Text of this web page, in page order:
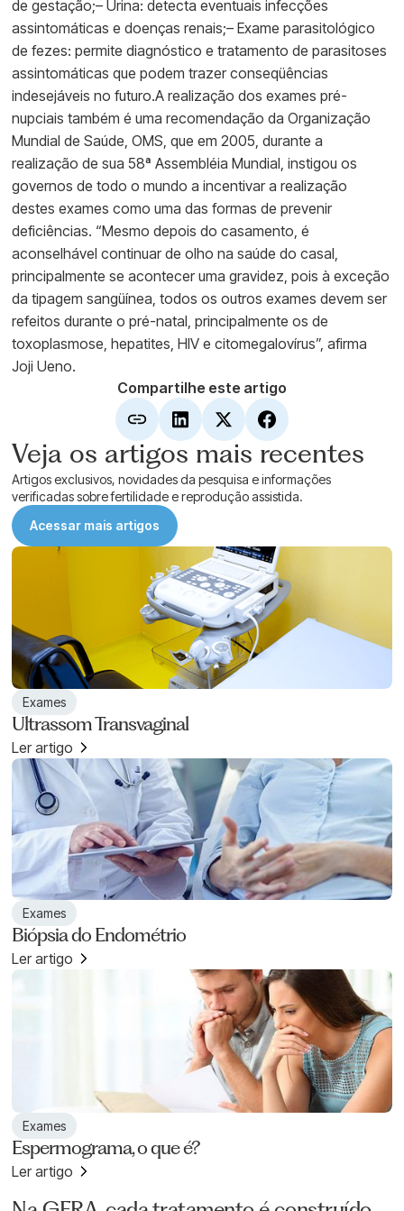
de gestação;– Urina: detecta eventuais infecções
assintomáticas e doenças renais;– Exame parasitológico
de fezes: permite diagnóstico e tratamento de parasitoses
assintomáticas que podem trazer conseqüências
indesejáveis no futuro.A realização dos exames pré-
nupciais também é uma recomendação da Organização
Mundial de Saúde, OMS, que em 2005, durante a
realização de sua 58ª Assembléia Mundial, instigou os
governos de todo o mundo a incentivar a realização
destes exames como uma das formas de prevenir
deficiências. “Mesmo depois do casamento, é
aconselhável continuar de olho na saúde do casal,
principalmente se acontecer uma gravidez, pois à exceção
da tipagem sangüínea, todos os outros exames devem ser
refeitos durante o pré-natal, principalmente os de
toxoplasmose, hepatites, HIV e citomegalovírus”, afirma
Joji Ueno.
Compartilhe este artigo
Veja os artigos mais recentes
Artigos exclusivos, novidades da pesquisa e informações
verificadas sobre fertilidade e reprodução assistida.
Acessar mais artigos
Exames
Ultrassom Transvaginal
Ler artigo
Exames
Biópsia do Endométrio
Ler artigo
Exames
Espermograma, o que é?
Ler artigo